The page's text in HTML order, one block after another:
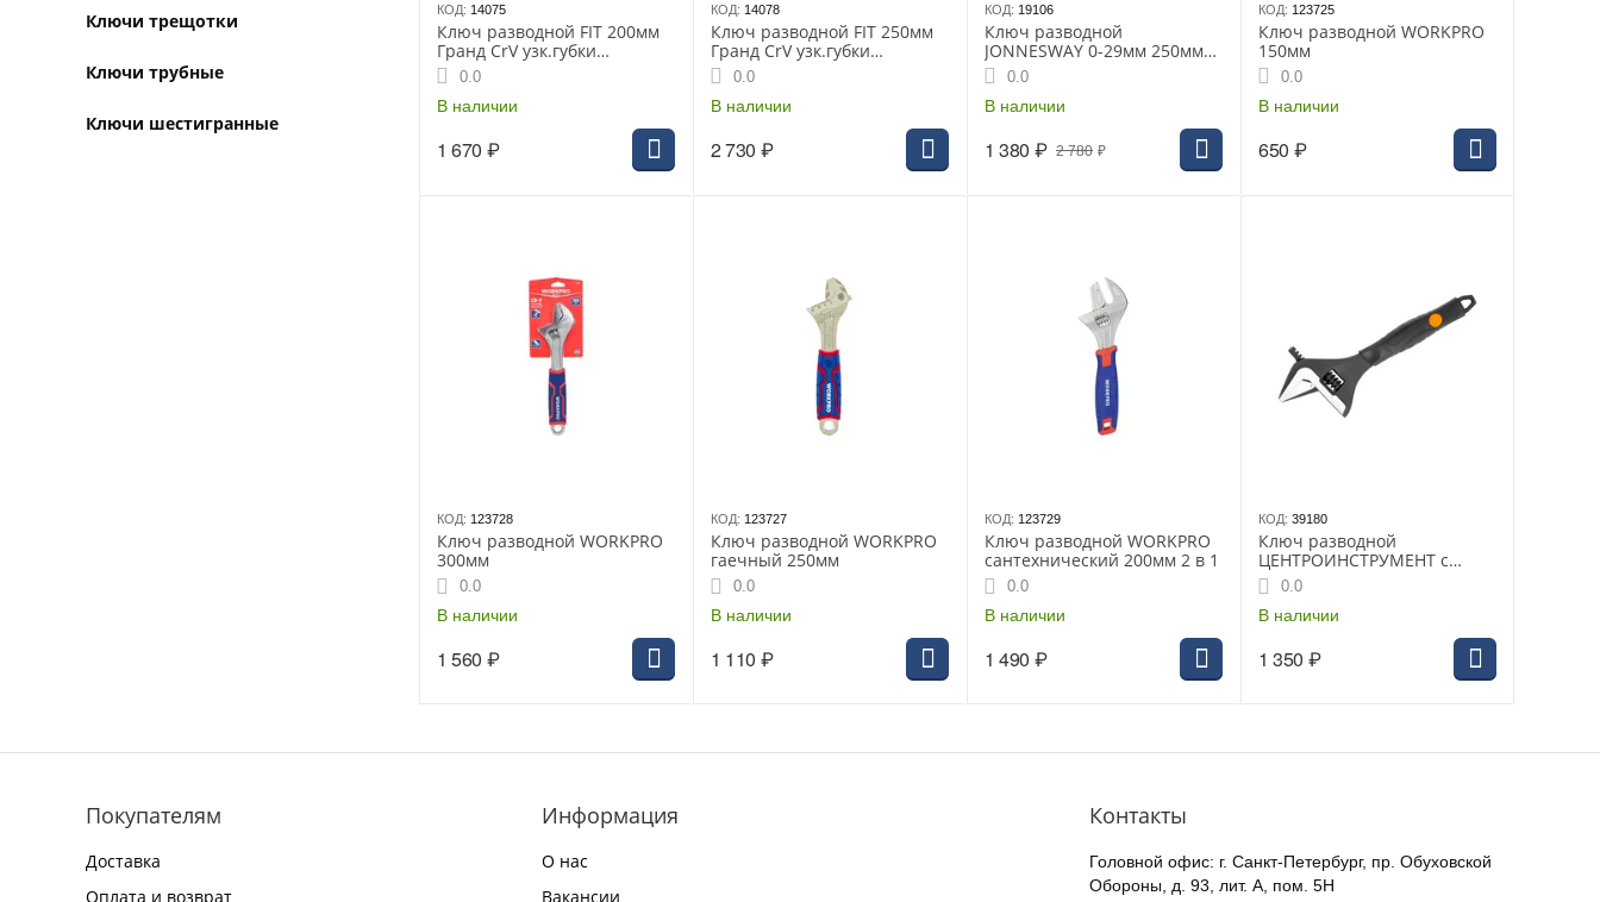
КОД: 14075
Ключ разводной FIT 200мм
Гранд CrV узк.губки
увелич.захват
прорезин.ручка (70192i)
0.0
В наличии
1 670 ₽
КОД: 14078
Ключ разводной FIT 250мм
Гранд CrV узк.губки
увелич.захват
прорезин.ручка (70193i)
0.0
В наличии
2 730 ₽
КОД: 19106
Ключ разводной
JONNESWAY 0-29мм 250мм
(W27AS10)
0.0
В наличии
2 780 ₽
1 380 ₽
КОД: 123725
Ключ разводной WORKPRO
150мм
0.0
В наличии
650 ₽
КОД: 123728
Ключ разводной WORKPRO
300мм
0.0
В наличии
1 560 ₽
КОД: 123727
Ключ разводной WORKPRO
гаечный 250мм
0.0
В наличии
1 110 ₽
КОД: 123729
Ключ разводной WORKPRO
сантехнический 200мм 2 в 1
0.0
В наличии
1 490 ₽
КОД: 39180
Ключ разводной
ЦЕНТРОИНСТРУМЕНТ с
тонкими губками 8"/200мм
0.0
В наличии
1 350 ₽
Ключи трещотки
Ключи трубные
Ключи шестигранные
Покупателям
Доставка
Оплата и возврат
Информация
О нас
Вакансии
Контакты
Головной офис: г. Санкт-Петербург, пр. Обуховской
Обороны, д. 93, лит. А, пом. 5Н